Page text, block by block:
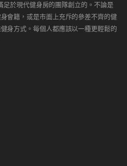
足於現代健身房的團隊創立的。不論是
會籍，或是市面上充斥的參差不齊的健
身方式。每個人都應該以一種更輕鬆的